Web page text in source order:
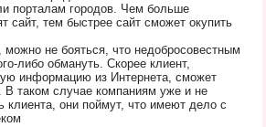
порталам городов. Чем больше
сайт, тем быстрее сайт сможет окупить
можно не бояться, что недобросовестным
либо обмануть. Скорее клиент,
информацию из Интернета, сможет
В таком случае компаниям уже и не
клиента, они поймут, что имеют дело с